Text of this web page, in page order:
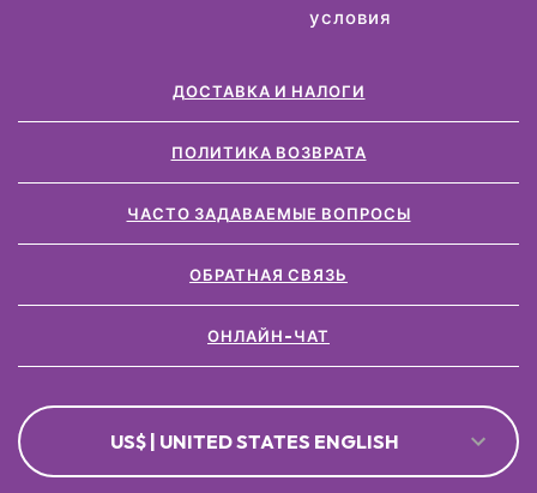
условия
ДОСТАВКА И НАЛОГИ
ПОЛИТИКА ВОЗВРАТА
ЧАСТО ЗАДАВАЕМЫЕ ВОПРОСЫ
ОБРАТНАЯ СВЯЗЬ
ОНЛАЙН-ЧАТ
US$ | UNITED STATES ENGLISH